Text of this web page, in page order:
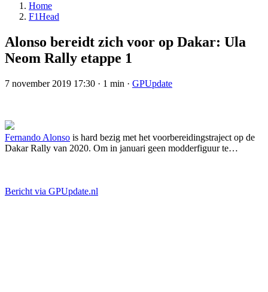
Home
F1Head
Alonso bereidt zich voor op Dakar: Ula
Neom Rally etappe 1
7 november 2019 17:30 · 1 min · GPUpdate
Fernando Alonso is hard bezig met het voorbereidingstraject op de
Dakar Rally van 2020. Om in januari geen modderfiguur te…
Bericht via GPUpdate.nl